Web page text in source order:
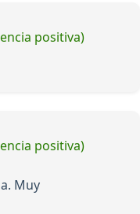
positiva)
positiva)
Muy